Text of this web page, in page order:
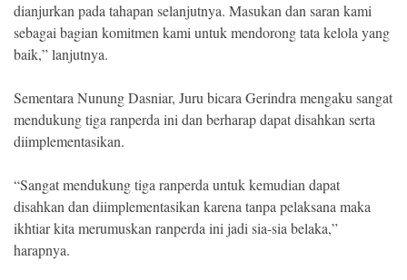
dianjurkan pada tahapan selanjutnya. Masukan dan saran kami
sebagai bagian komitmen kami untuk mendorong tata kelola yang
baik,” lanjutnya.
Sementara Nunung Dasniar, Juru bicara Gerindra mengaku sangat
mendukung tiga ranperda ini dan berharap dapat disahkan serta
diimplementasikan.
“Sangat mendukung tiga ranperda untuk kemudian dapat
disahkan dan diimplementasikan karena tanpa pelaksana maka
ikhtiar kita merumuskan ranperda ini jadi sia-sia belaka,”
harapnya.